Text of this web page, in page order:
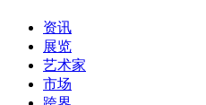
资讯
展览
艺术家
市场